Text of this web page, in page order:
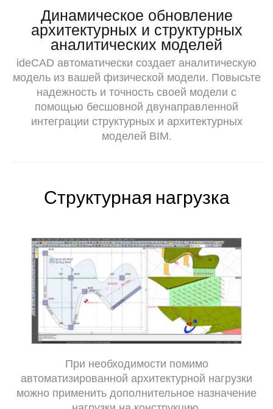
Динамическое обновление
архитектурных и структурных
аналитических моделей
ideCAD автоматически создает аналитическую
модель из вашей физической модели. Повысьте
надежность и точность своей модели с
помощью бесшовной двунаправленной
интеграции структурных и архитектурных
моделей BIM.
Структурная нагрузка
При необходимости помимо
автоматизированной архитектурной нагрузки
можно применить дополнительное назначение